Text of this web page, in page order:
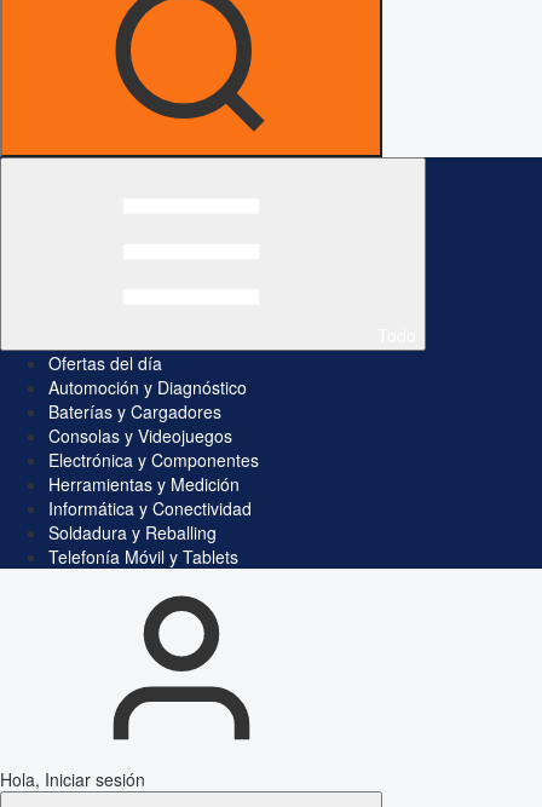
Ofertas del día
Automoción y Diagnóstico
Baterías y Cargadores
Consolas y Videojuegos
Electrónica y Componentes
Herramientas y Medición
Informática y Conectividad
Soldadura y Reballing
Telefonía Móvil y Tablets
Hola, Iniciar sesión